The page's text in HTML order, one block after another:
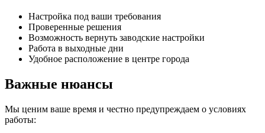
Настройка под ваши требования
Проверенные решения
Возможность вернуть заводские настройки
Работа в выходные дни
Удобное расположение в центре города
Важные нюансы
Мы ценим ваше время и честно предупреждаем о условиях
работы: